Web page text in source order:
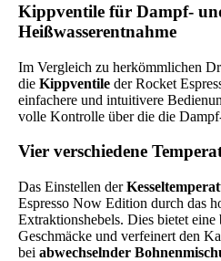
Kippventile für Dampf-
Heißwasserentnahme
Im Vergleich zu herkömmlichen
dieKippventile der Rocket
einfachere und intuitivere
volle Kontrolle über die die
Vier verschiedene
Das Einstellen der
Espresso Now Edition durch das
Extraktionshebels. Dies bietet eine
Geschmäcke und verfeinert den
beiabwechselnder